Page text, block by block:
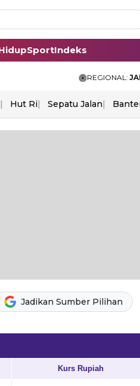
SportIndeks
REGIONAL:
Hut Ri Sepatu Jalan
Jadikan Sumber Pilihan
Kurs Rupiah